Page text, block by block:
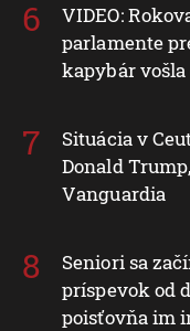
VIDEO:
parlamente
kapybár
Situácia v
Donald
Vanguardia
Seniori sa
príspevok od
poisťovňa im